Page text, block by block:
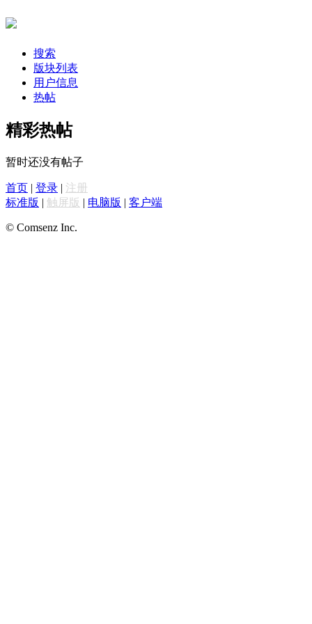
搜索
版块列表
用户信息
热帖
精彩热帖
暂时还没有帖子
首页 | 登录 | 注册
标准版 | 触屏版 | 电脑版 | 客户端
© Comsenz Inc.